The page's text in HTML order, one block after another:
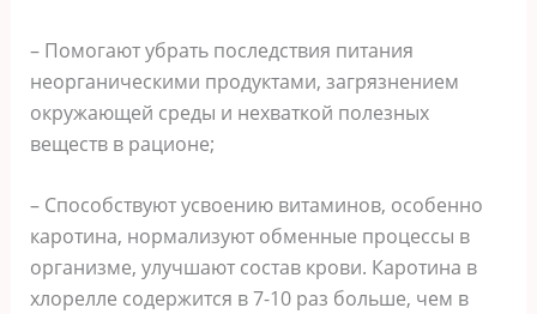
– Помогают убрать последствия питания
неорганическими продуктами, загрязнением
окружающей среды и нехваткой полезных
веществ в рационе;
– Способствуют усвоению витаминов, особенно
каротина, нормализуют обменные процессы в
организме, улучшают состав крови. Каротина в
хлорелле содержится в 7-10 раз больше, чем в